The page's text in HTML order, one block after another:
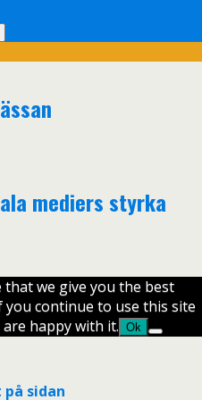
mediers styrka
that we give you the best
continue to use this site
happy with it. Ok
på sidan